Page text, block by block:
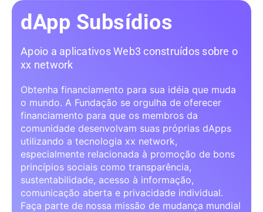
dApp Subsídios
Apoio a aplicativos Web3 construídos sobre o
xx network
Obtenha financiamento para sua idéia que muda
o mundo. A Fundação se orgulha de oferecer
financiamento para que os membros da
comunidade desenvolvam suas próprias dApps
utilizando a tecnologia xx network,
especialmente relacionada à promoção de bons
princípios sociais como transparência,
sustentabilidade, acesso à informação,
comunicação aberta e privacidade individual.
Faça parte de nossa missão de mudança mundial